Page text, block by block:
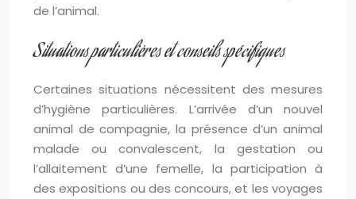
de l’animal.
Situations particulières et conseils spécifiques
Certaines situations nécessitent des mesures
d’hygiène particulières. L’arrivée d’un nouvel
animal de compagnie, la présence d’un animal
malade ou convalescent, la gestation ou
l’allaitement d’une femelle, la participation à
des expositions ou des concours, et les voyages